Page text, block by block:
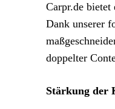
Carpr.de bietet
Dank unserer
doppelter
Stärkung der